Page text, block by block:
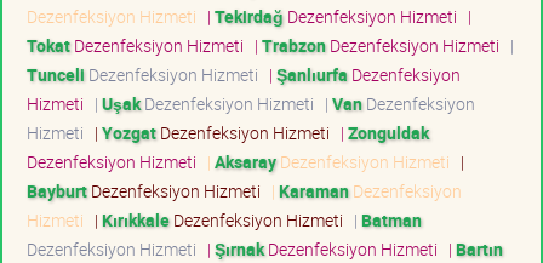
Dezenfeksiyon Hizmeti | Tekirdağ Dezenfeksiyon Hizmeti |
TokatDezenfeksiyon Hizmeti | TrabzonDezenfeksiyon Hizmeti |
Tunceli Dezenfeksiyon Hizmeti | Şanlıurfa Dezenfeksiyon
Hizmeti | UşakDezenfeksiyon Hizmeti | VanDezenfeksiyon
Hizmeti | YozgatDezenfeksiyon Hizmeti | Zonguldak
Dezenfeksiyon Hizmeti | AksarayDezenfeksiyon Hizmeti |
BayburtDezenfeksiyon Hizmeti | KaramanDezenfeksiyon
Hizmeti | KırıkkaleDezenfeksiyon Hizmeti | Batman
Dezenfeksiyon Hizmeti | ŞırnakDezenfeksiyon Hizmeti | Bartın